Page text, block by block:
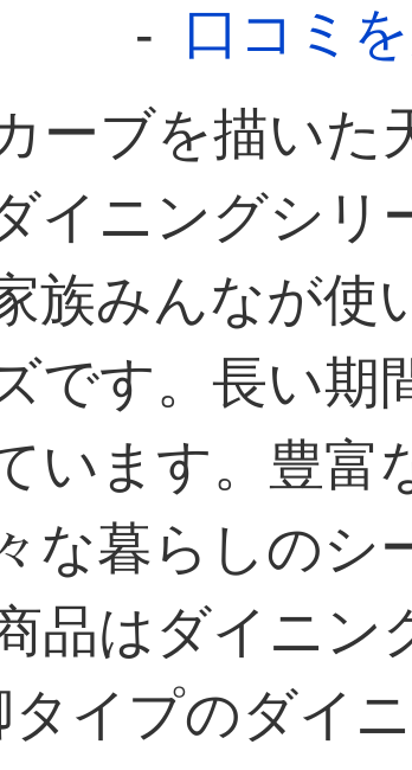
-
口コミ
ーブを描いた
イニングシリ
族みんなが使
です。長い期
います。豊富
な暮らしのシ
品はダイニ
タイプのダイ